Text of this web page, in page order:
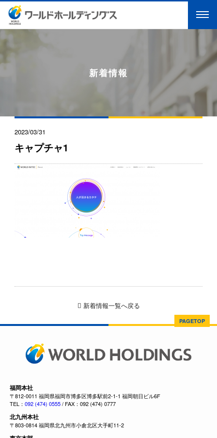
新着情報
2023/03/31
キャプチャ1
新着情報一覧へ戻る
PAGETOP
福岡本社
〒812-0011 福岡県福岡市博多区博多駅前2-1-1 福岡朝日ビル6F
TEL： 092 (474) 0555/ FAX：092 (474) 0777
北九州本社
〒803-0814 福岡県北九州市小倉北区大手町11-2